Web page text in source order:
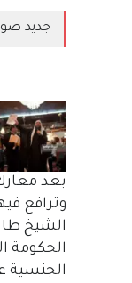
جديد
بعد
وترافع
الشيخ
الحكومة
الجنسية